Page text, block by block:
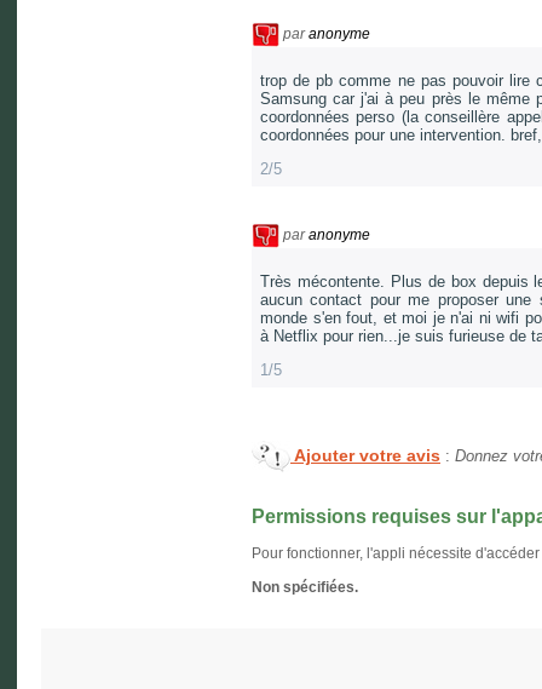
paranonyme
trop de pb comme ne pas pouvoir lire
Samsung car j'ai à peu près le même
coordonnées perso (la conseillère
coordonnées pour une intervention.
2/5
paranonyme
Très mécontente. Plus de box depuis
aucun contact pour me proposer
monde s'en fout, et moi je n'ai ni wifi
à Netflix pour rien...je suis furieuse de
1/5
Ajouter votre avis : Donnez
Permissions requises sur
Pour fonctionner, l'appli nécessite
Non spécifiées.